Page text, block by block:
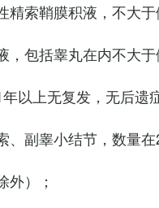
精索鞘膜积液，不大
，包括睾丸在内不大
以上无复发，无后遗
、副睾小结节，数量
外）；